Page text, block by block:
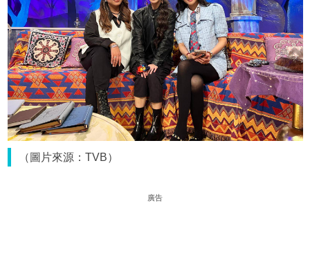
（圖片來源：TVB）
廣告